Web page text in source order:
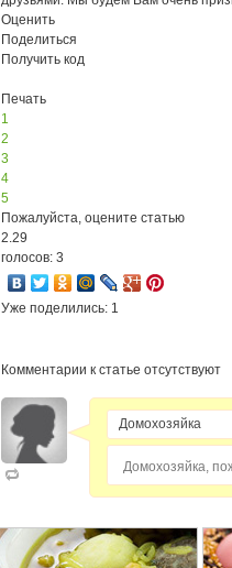
Оценить
Поделиться
Получить код
Печать
1
2
3
4
5
Пожалуйста, оцените статью
2.29
голосов: 3
Уже поделились: 1
Комментарии к статье отсутствуют
Домохозяйка,